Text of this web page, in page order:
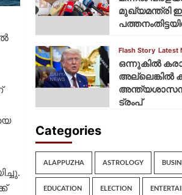
മുഖ്യമന്ത്രി
Flash Story Latest
ഒന്നുകില്‍
അല്ലെങ്കില്‍
ട്രംപ്
Categories
ALAPPUZHA ASTROLOGY
EDUCATION ELECTION